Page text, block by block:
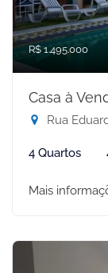
R$ 1.495.000
Casa à
Rua
4 Quartos
Mais